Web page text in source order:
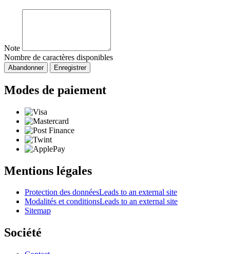
Note
Nombre de caractères disponibles
Abandonner Enregistrer
Modes de paiement
Mentions légales
Protection des donnéesLeads to an external site
Modalités et conditionsLeads to an external site
Sitemap
Société